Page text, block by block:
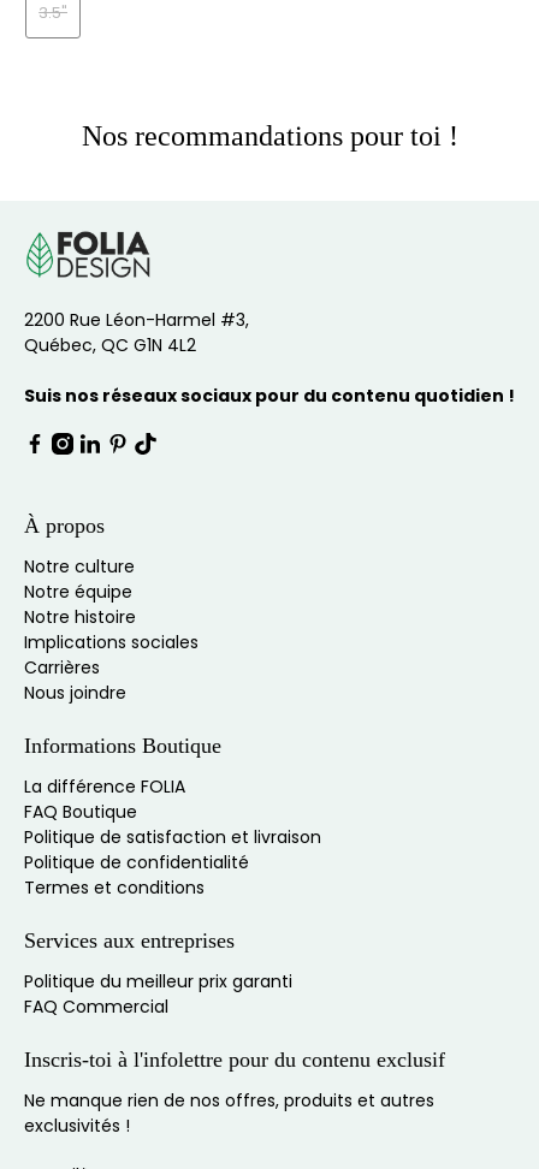
3.5"
Nos recommandations pour toi !
2200 Rue Léon-Harmel #3,
Québec, QC G1N 4L2
Suis nos réseaux sociaux pour du contenu quotidien !
À propos
Notre culture
Notre équipe
Notre histoire
Implications sociales
Carrières
Nous joindre
Informations Boutique
La différence FOLIA
FAQ Boutique
Politique de satisfaction et livraison
Politique de confidentialité
Termes et conditions
Services aux entreprises
Politique du meilleur prix garanti
FAQ Commercial
Inscris-toi à l'infolettre pour du contenu exclusif
Ne manque rien de nos offres, produits et autres
exclusivités !